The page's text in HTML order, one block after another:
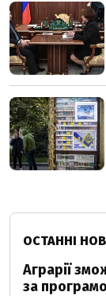
ОСТАННІ
Аграрії
за